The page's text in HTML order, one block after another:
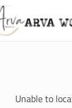
Unable to